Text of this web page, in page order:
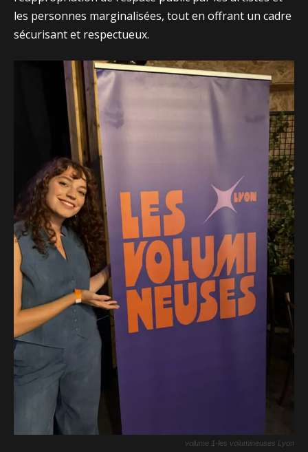
les personnes marginalisées, tout en offrant un cadre
sécurisant et respectueux.
volume 1-les volumineuses Lyon